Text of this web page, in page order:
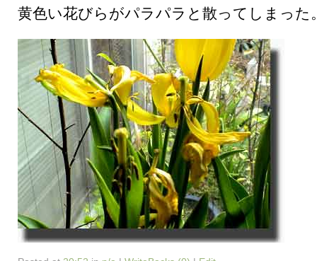
黄色い花びらがパラパラと散ってしまった